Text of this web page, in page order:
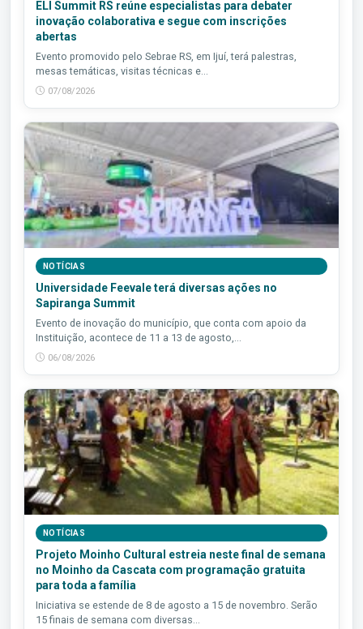
ELI Summit RS reúne especialistas para debater
inovação colaborativa e segue com inscrições
abertas
Evento promovido pelo Sebrae RS, em Ijuí, terá palestras,
mesas temáticas, visitas técnicas e...
07/08/2026
NOTÍCIAS
Universidade Feevale terá diversas ações no
Sapiranga Summit
Evento de inovação do município, que conta com apoio da
Instituição, acontece de 11 a 13 de agosto,...
06/08/2026
NOTÍCIAS
Projeto Moinho Cultural estreia neste final de semana
no Moinho da Cascata com programação gratuita
para toda a família
Iniciativa se estende de 8 de agosto a 15 de novembro. Serão
15 finais de semana com diversas...